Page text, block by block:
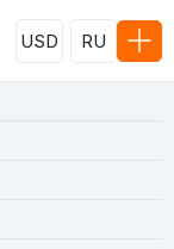
USD RU